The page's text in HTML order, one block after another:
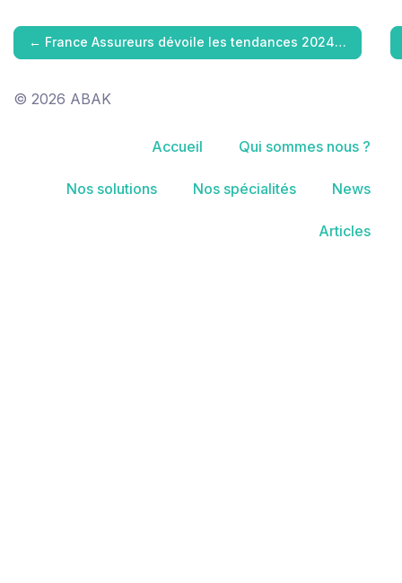
← France Assureurs dévoile les tendances 2024…
© 2026 ABAK
Accueil Qui sommes nous ?
Nos solutions Nos spécialités News
Articles